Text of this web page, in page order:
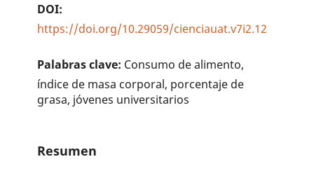
DOI:
https://doi.org/10.29059/cienciauat.v7i2.12
Palabras clave: Consumo de alimento,
índice de masa corporal, porcentaje de
grasa, jóvenes universitarios
Resumen